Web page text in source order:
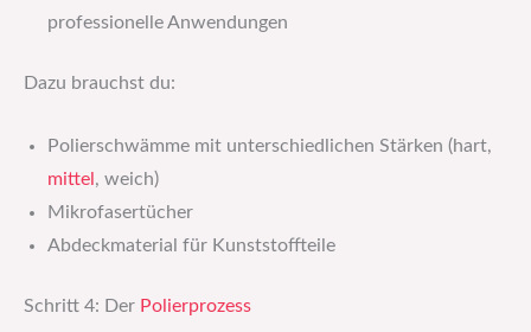
professionelle Anwendungen
Dazu brauchst du:
Polierschwämme mit unterschiedlichen Stärken (hart,
mittel , weich)
Mikrofasertücher
Abdeckmaterial für Kunststoffteile
Schritt 4: Der Polierprozess